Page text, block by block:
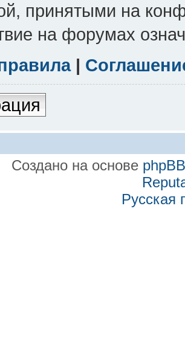
принятыми на
на форумах
|
Создано на основе phpBB
Русская